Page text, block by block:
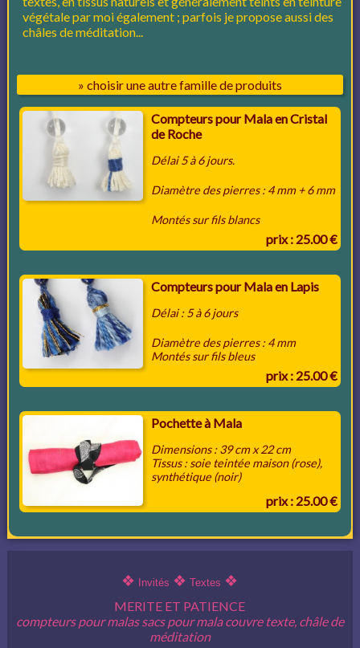
végétale par moi également ; parfois je propose aussi des
châles de méditation...
» choisir une autre famille de produits
Compteurs pour Mala en Cristal
de Roche
Délai 5 à 6 jours.
Diamètre des pierres : 4 mm + 6 mm
Montés sur fils blancs
prix : 25.00 €
Compteurs pour Mala en Lapis
Délai : 5 à 6 jours
Diamètre des pierres : 4 mm
Montés sur fils bleus
prix : 25.00 €
Pochette à Mala
Dimensions : 39 cm x 22 cm
Tissus : soie teintée maison (rose),
synthétique (noir)
prix : 25.00 €
❖ Invités ❖Textes ❖
MERITE ET PATIENCE
compteurs pour malas sacs pour mala couvre texte, châle de
méditation